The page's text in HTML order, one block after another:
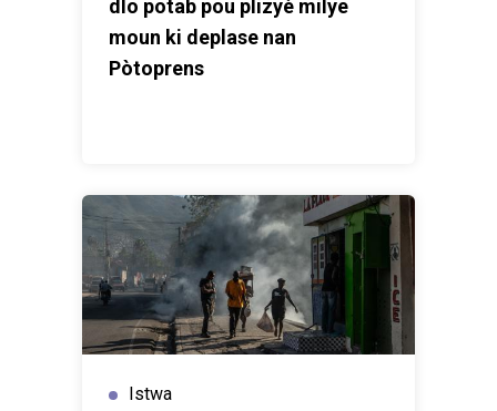
dlo potab pou plizyè milye
moun ki deplase nan
Pòtoprens
Istwa